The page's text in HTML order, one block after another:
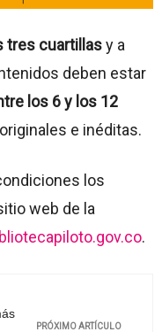
tres cuartillasy a
deben estar
los 6 y los 12
e inéditas.
los
web de la
.
PRÓXIMO ARTÍCULO